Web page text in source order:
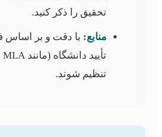
تحقیق را ذکر کنید.
منابع: با دقت و بر اساس
تنظیم شوند.